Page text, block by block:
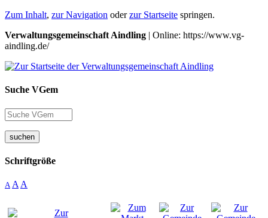
Zum Inhalt, zur Navigation oderzur Startseite springen.
Verwaltungsgemeinschaft Aindling | Online: https://www.vg-
aindling.de/
Suche VGem
suchen
Schriftgröße
A A A